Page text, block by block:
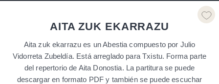
AITA ZUK EKARRAZU
Aita zuk ekarrazu es un Abestia compuesto por Julio
Vidorreta Zubeldía. Está arreglado para Txistu. Forma parte
del repertorio de Aita Donostia. La partitura se puede
descargar en formato PDF y también se puede escuchar